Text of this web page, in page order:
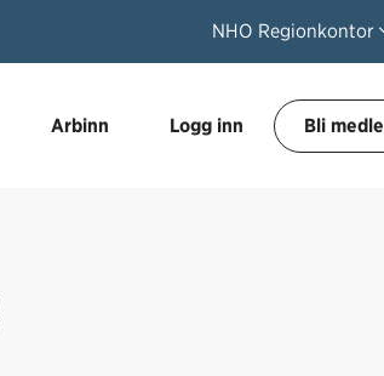
NHO Regionkontor
Arbinn Logg inn Bli